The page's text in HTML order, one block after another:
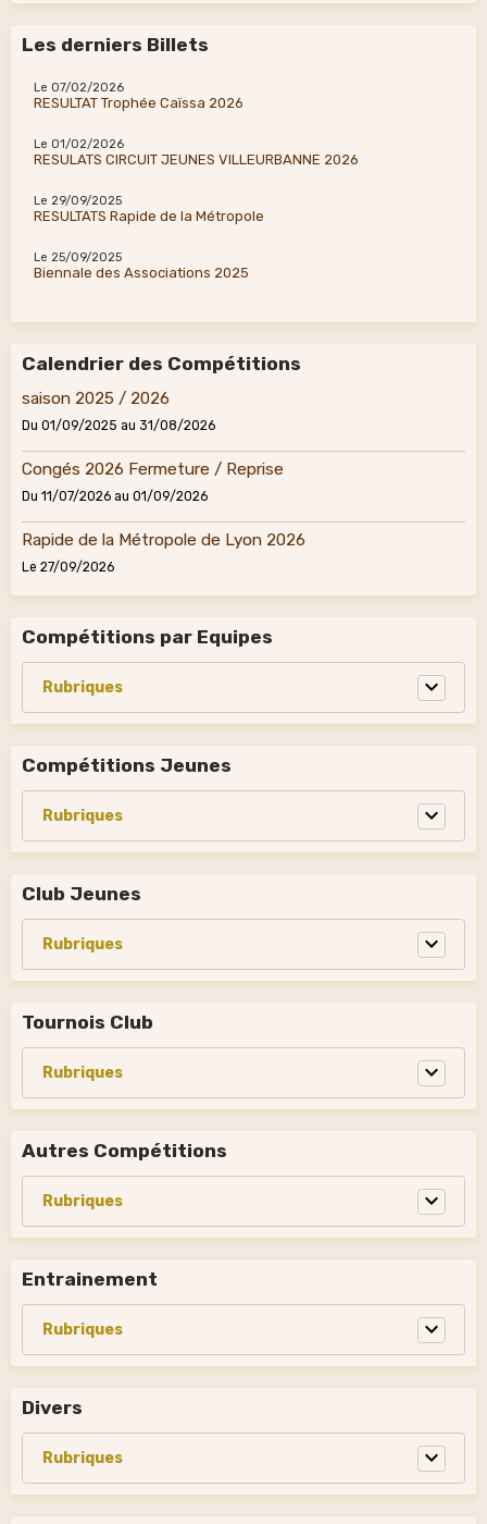
Les derniers Billets
Le 07/02/2026
RESULTAT Trophée Caïssa 2026
Le 01/02/2026
RESULATS CIRCUIT JEUNES VILLEURBANNE 2026
Le 29/09/2025
RESULTATS Rapide de la Métropole
Le 25/09/2025
Biennale des Associations 2025
Calendrier des Compétitions
saison 2025 / 2026
Du 01/09/2025 au 31/08/2026
Congés 2026 Fermeture / Reprise
Du 11/07/2026 au 01/09/2026
Rapide de la Métropole de Lyon 2026
Le 27/09/2026
Compétitions par Equipes
Compétitions Jeunes
Club Jeunes
Tournois Club
Autres Compétitions
Entrainement
Divers